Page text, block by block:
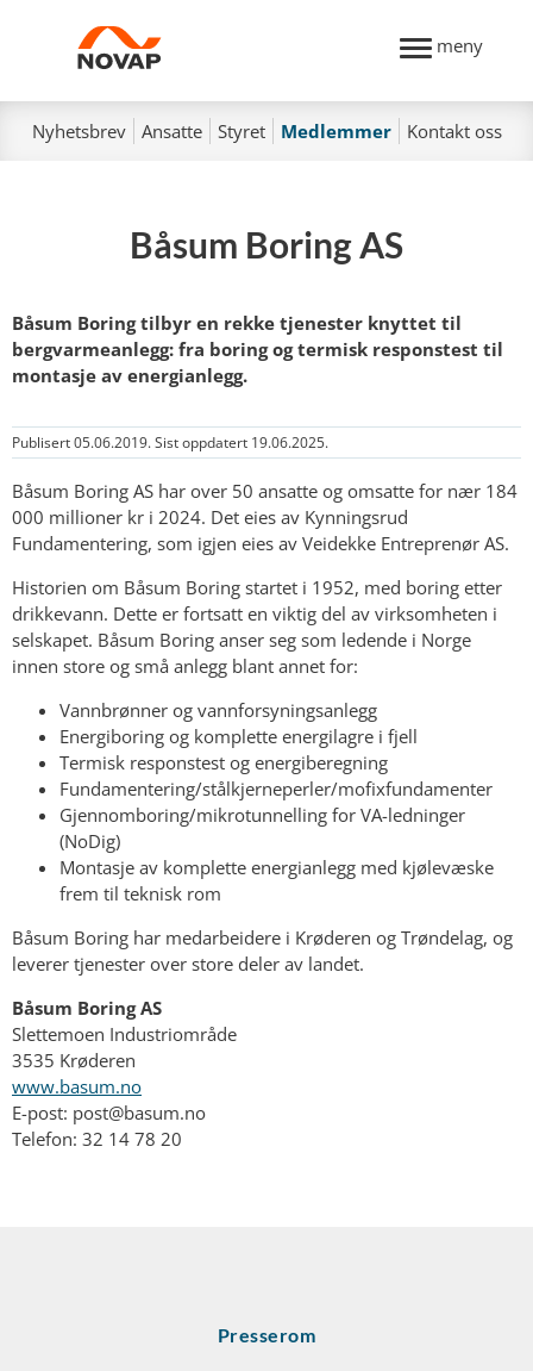
meny
Nyhetsbrev Ansatte Styret Medlemmer Kontakt oss
Båsum Boring AS
Båsum Boring tilbyr en rekke tjenester knyttet til
bergvarmeanlegg: fra boring og termisk responstest til
montasje av energianlegg.
Publisert 05.06.2019. Sist oppdatert 19.06.2025.
Båsum Boring AS har over 50 ansatte og omsatte for nær 184
000 millioner kr i 2024. Det eies av Kynningsrud
Fundamentering, som igjen eies av Veidekke Entreprenør AS.
Historien om Båsum Boring startet i 1952, med boring etter
drikkevann. Dette er fortsatt en viktig del av virksomheten i
selskapet. Båsum Boring anser seg som ledende i Norge
innen store og små anlegg blant annet for:
Vannbrønner og vannforsyningsanlegg
Energiboring og komplette energilagre i fjell
Termisk responstest og energiberegning
Fundamentering/stålkjerneperler/mofixfundamenter
Gjennomboring/mikrotunnelling for VA-ledninger
(NoDig)
Montasje av komplette energianlegg med kjølevæske
frem til teknisk rom
Båsum Boring har medarbeidere i Krøderen og Trøndelag, og
leverer tjenester over store deler av landet.
Båsum Boring AS
Slettemoen Industriområde
3535 Krøderen
www.basum.no
E-post: post@basum.no
Telefon: 32 14 78 20
Presserom